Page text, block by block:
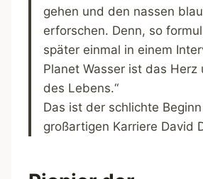
gehen und den nassen
erforschen. Denn, so
später einmal in einem
Planet Wasser ist das Herz
des Lebens.“
Das ist der schlichte
großartigen Karriere David